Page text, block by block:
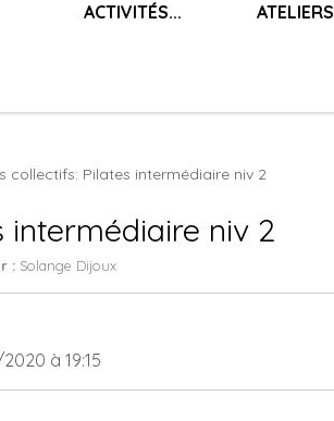
ACTIVITÉS...
ATELIERS
collectifs: Pilates intermédiaire niv 2
intermédiaire niv 2
: Solange Dijoux
à 19:15